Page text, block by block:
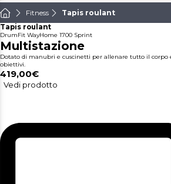
Fitness Tapis roulant
Tapis roulant
DrumFit WayHome 1700 Sprint
Multistazione
Dotato di manubri e cuscinetti per allenare tutto il corpo
obiettivi.
419,00€
Vedi prodotto